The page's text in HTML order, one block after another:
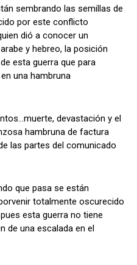
sembrando las semillas de
por este conflicto
dió a conocer un
y hebreo, la posición
esta guerra que para
una hambruna
devastación y el
hambruna de factura
las partes del comunicado
que pasa se están
totalmente oscurecido
esta guerra no tiene
de una escalada en el